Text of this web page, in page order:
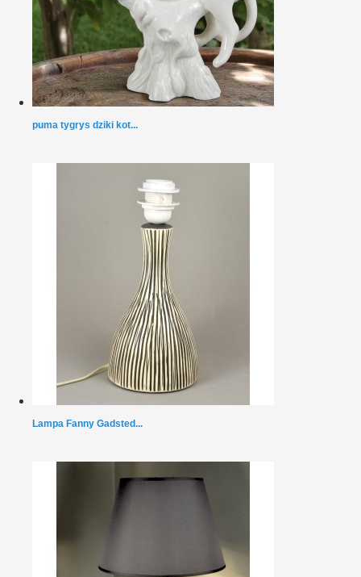
puma tygrys dziki kot...
Lampa Fanny Gadsted...